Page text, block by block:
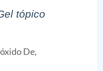
tópico
De,